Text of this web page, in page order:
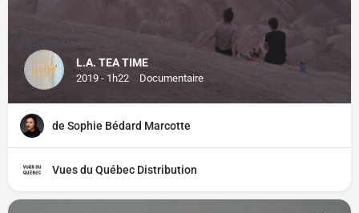
L.A. TEA TIME
2019 - 1h22 Documentaire
de Sophie Bédard Marcotte
Vues du Québec Distribution